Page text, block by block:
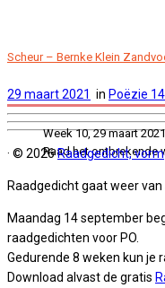
Week 10, 29 maart
Raad het ontbrekende
Scheur – Bernke Klein
29 maart 2021 in Poëzie
· © 2026Raadgedicht,
Raadgedicht gaat weer
Maandag 14 september
raadgedichten voor PO.
Gedurende 8 weken kun je
Download alvast de gratis